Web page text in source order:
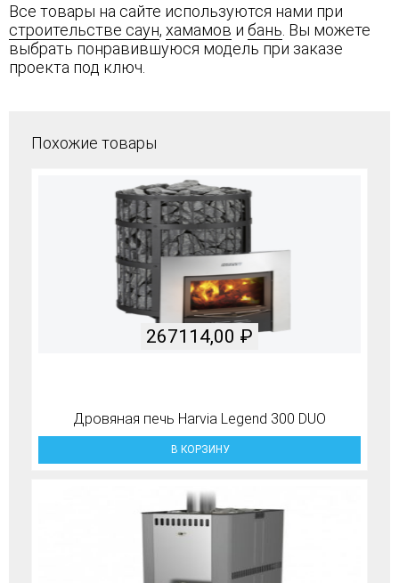
Все товары на сайте используются нами при
строительстве саун, хамамов и бань . Вы можете
выбрать понравившуюся модель при заказе
проекта под ключ.
Похожие товары
Дровяная печь Harvia Legend 300 DUO
267114,00 ₽
В КОРЗИНУ